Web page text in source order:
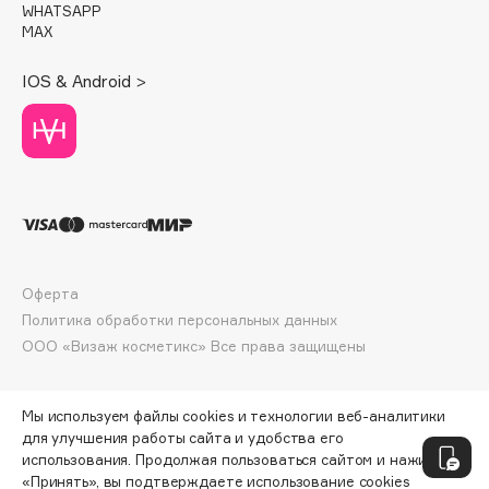
Deonica
Dior
Divage
Dolce & Gabbana
DP Daily Perfection
Dr.Althea
Dr.Ceuracle
Dr.Jart+
Dyson
WHATSAPP
MAX
IOS & Android >
ООО «Визаж косметикс» Все права защищены
Оферта
Политика обработки персональных данных
Мы используем файлы cookies и технологии веб-аналитики
для улучшения работы сайта и удобства его
использования. Продолжая пользоваться сайтом и нажимая
«Принять», вы подтверждаете использование cookies